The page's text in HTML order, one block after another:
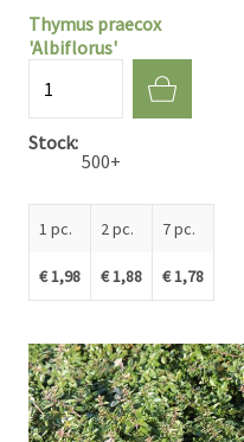
Thymus praecox
'Albiflorus'
Stock
500+
1 pc.
€ 1,98
2 pc.
€ 1,88
7 pc.
€ 1,78